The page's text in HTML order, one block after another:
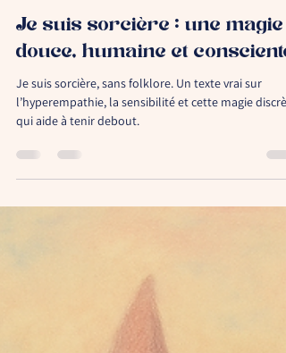
Je suis sorcière : une magie
douce, humaine et consciente
Je suis sorcière, sans folklore. Un texte vrai sur
l’hyperempathie, la sensibilité et cette magie
qui aide à tenir debout.